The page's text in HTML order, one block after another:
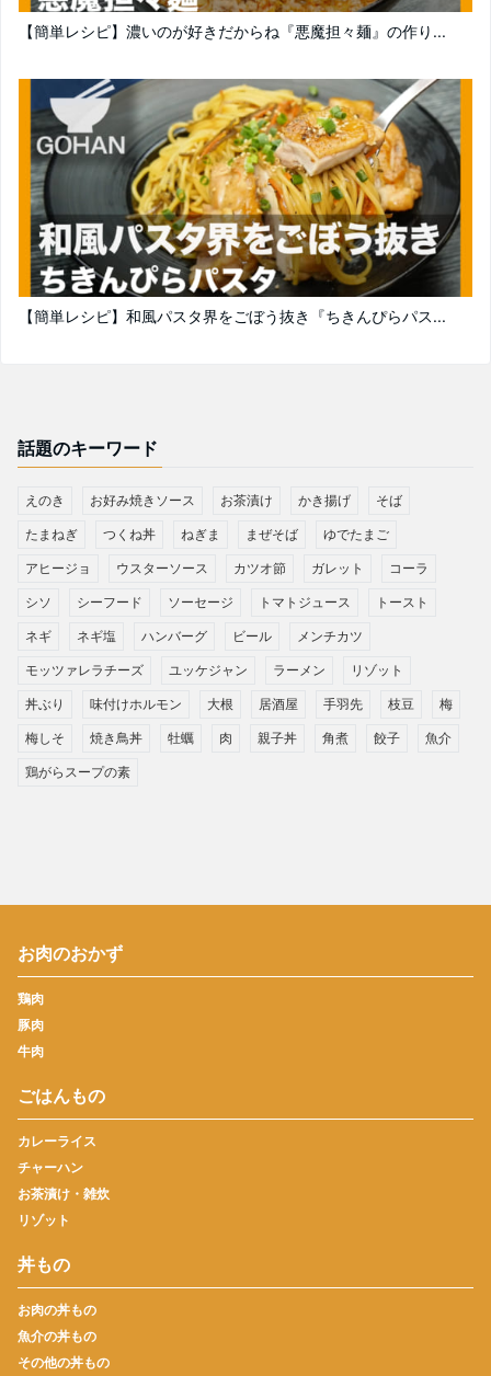
【簡単レシピ】濃いのが好きだからね『悪魔担々麺』の作り...
【簡単レシピ】和風パスタ界をごぼう抜き『ちきんぴらパス...
話題のキーワード
えのき お好み焼きソース お茶漬け かき揚げ そば
たまねぎ つくね丼 ねぎま まぜそば ゆでたまご
アヒージョ ウスターソース カツオ節 ガレット コーラ
シソ シーフード ソーセージ トマトジュース トースト
ネギ ネギ塩 ハンバーグ ビール メンチカツ
モッツァレラチーズ ユッケジャン ラーメン リゾット
丼ぶり 味付けホルモン 大根 居酒屋 手羽先 枝豆 梅
梅しそ 焼き鳥丼 牡蠣 肉 親子丼 角煮 餃子 魚介
鶏がらスープの素
お肉のおかず
鶏肉
豚肉
牛肉
ごはんもの
カレーライス
チャーハン
お茶漬け・雑炊
リゾット
丼もの
お肉の丼もの
魚介の丼もの
その他の丼もの